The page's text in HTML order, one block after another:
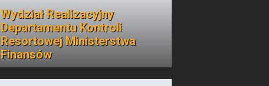
Wydział Realizacyjny
Departamentu Kontroli
Resortowej Ministerstwa
Finansów